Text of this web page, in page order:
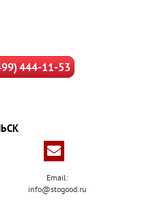
444-11-53
Email:
info@stogood.ru